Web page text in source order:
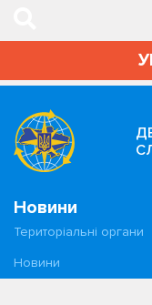
Новини
Територіальні органи
Новини